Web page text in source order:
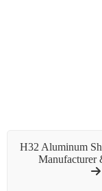
5454-H32 Aluminum
Manufacturer